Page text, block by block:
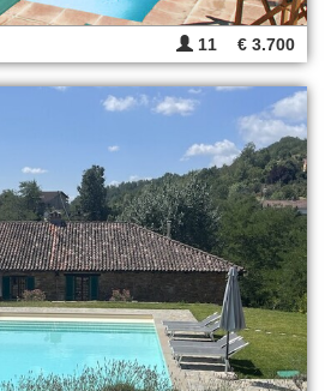
11 € 3.700